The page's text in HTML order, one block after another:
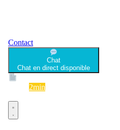
Contact
Chat
Chat en direct disponible
2min